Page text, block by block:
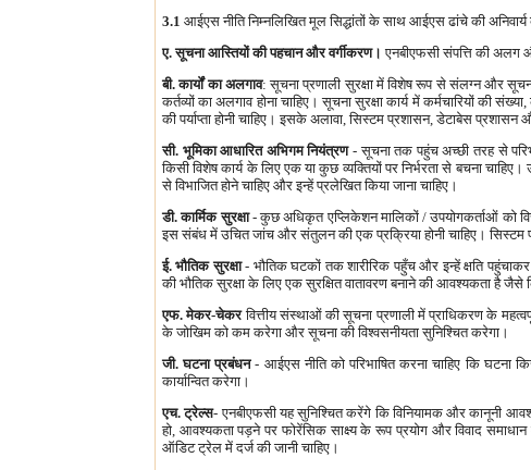
3.1 आईएस नीति निम्नलिखित मूल सिद्धांतों के साथ आईएस ढांचे की अनिवार्य
ए. सूचना आस्तियों की पहचान और वर्गीकरण। एनबीएफसी संपत्ति की अलग
बी. कार्यों का अलगाव: सूचना प्रणाली सुरक्षा में विशेष रूप से संलग्न और सूचना
कर्तव्यों का अलगाव होना चाहिए। सूचना सुरक्षा कार्य में कर्मचारियों
की पर्याप्ता होनी चाहिए। इसके अलावा, सिस्टम प्रशासन, डेटाबेस
सी. भूमिका आधारित अभिगम नियंत्रण- सूचना तक पहुंच अच्छी तरह से
किसी विशेष कार्य के लिए एक या कुछ व्यक्तियों पर निर्भरता से बचना
से विभाजित होने चाहिए और इन्हें प्रलेखित किया जाना चाहिए।
डी. कार्मिक सुरक्षा- कुछ अधिकृत एप्लिकेशन मालिकों / उपयोगकर्ताओं को
इस संबंध में उचित जांच और संतुलन की एक प्रक्रिया होनी चाहिए। सिस्टम
ई. भौतिक सुरक्षा- भौतिक घटकों तक शारीरिक पहुँच और इन्हें क्षति पहुंचाकर
की भौतिक सुरक्षा के लिए एक सुरक्षित वातावरण बनाने की आवश्यकता है
एफ. मेकर-चेकरवित्तीय संस्थाओं की सूचना प्रणाली में प्राधिकरण के
के जोखिम को कम करेगा और सूचना की विश्वसनीयता सुनिश्चित करेगा।
जी. घटना प्रबंधन- आईएस नीति को परिभाषित करना चाहिए कि घटना
कार्यान्वित करेगा।
एच. ट्रेल्स- एनबीएफसी यह सुनिश्चित करेंगे कि विनियामक और कानूनी
हो, आवश्यकता पड़ने पर फोरेंसिक साक्ष्य के रूप प्रयोग और विवाद
ऑडिट ट्रेल में दर्ज की जानी चाहिए।